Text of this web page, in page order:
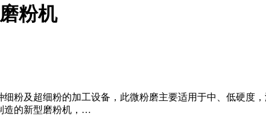
粉机
细粉及超细粉的加工设备，此微粉磨主要适用于中、低硬度
造的新型磨粉机，…